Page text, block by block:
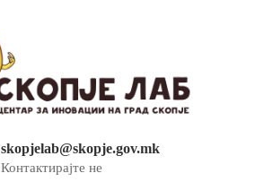
skopjelab@skopje.gov.mk
Контактирајте не